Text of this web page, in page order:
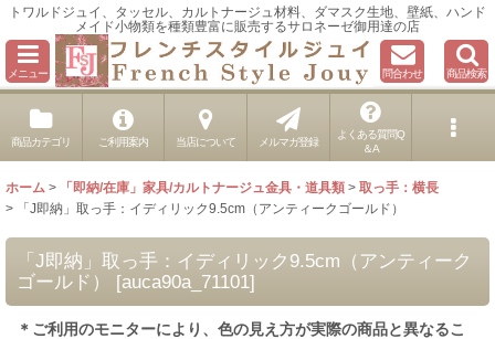
トワルドジュイ、タッセル、カルトナージュ材料、ダマスク生地、壁紙、ハンド
メイド小物類を種類豊富に販売するサロネーゼ御用達の店
メニュー 問合わせ 商品検索
商品カテゴリ ご利用案内 当店について メルマガ登録
よくある質問Q
＆A
ホーム > 「即納/在庫」家具/カルトナージュ金具・道具類 > 取っ手：横長
>
「J即納」取っ手：イディリック9.5cm（アンティークゴールド）
「J即納」取っ手：イディリック9.5cm（アンティーク
ゴールド）
[auca90a_71101]
＊ご利用のモニターにより、色の見え方が実際の商品と異なるこ